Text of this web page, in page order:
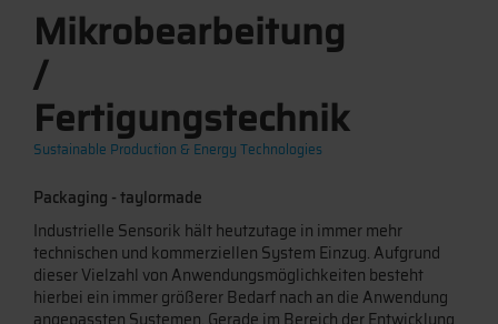
Mikrobearbeitung
/
Fertigungstechnik
Sustainable Production & Energy Technologies
Packaging - taylormade
Industrielle Sensorik hält heutzutage in immer mehr
technischen und kommerziellen System Einzug. Aufgrund
dieser Vielzahl von Anwendungsmöglichkeiten besteht
hierbei ein immer größerer Bedarf nach an die Anwendung
angepassten Systemen. Gerade im Bereich der Entwicklung